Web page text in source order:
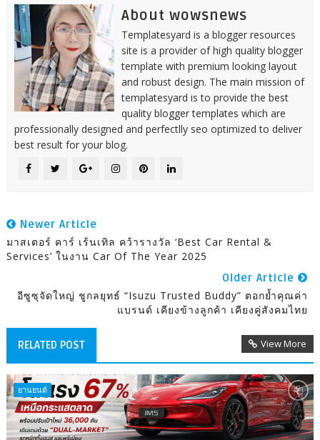
About wowsnews
Templatesyard is a blogger resources
site is a provider of high quality blogger
template with premium looking layout
and robust design. The main mission of
templatesyard is to provide the best
quality blogger templates which are
professionally designed and perfectlly seo optimized to deliver
best result for your blog.
Newer Article
มาสเตอร์ คาร์ เร้นเทิล คว้ารางวัล ‘Best Car Rental &
Services’ ในงาน Car Of The Year 2025
Older Article
อีซูซุจัดใหญ่ ชูกลยุทธ์ “Isuzu Trusted Buddy” ตอกย้ำคุณค่า
แบรนด์ เคียงข้างลูกค้า เคียงคู่สังคมไทย
RELATED POST View More
ยานยนต์